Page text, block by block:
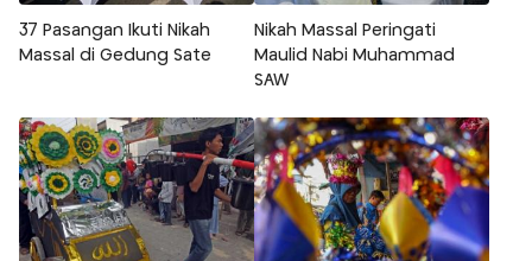
37 Pasangan Ikuti Nikah
Massal di Gedung Sate
Nikah Massal Peringati
Maulid Nabi Muhammad
SAW